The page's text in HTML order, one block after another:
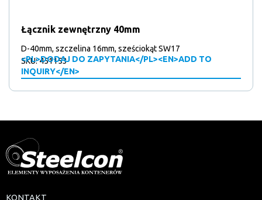
Łącznik zewnętrzny 40mm
D-40mm, szczelina 16mm, sześciokąt SW17
<PL>DODAJ DO ZAPYTANIA</PL><EN>ADD TO
INQUIRY</EN>
SKU: 451153
KONTAKT